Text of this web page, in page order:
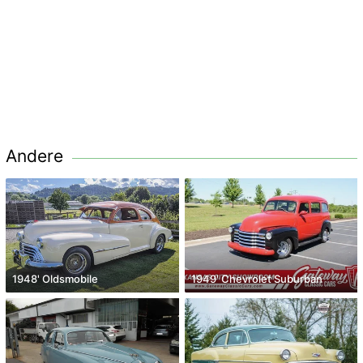
Andere
1948' Oldsmobile 1949' Chevrolet Suburban